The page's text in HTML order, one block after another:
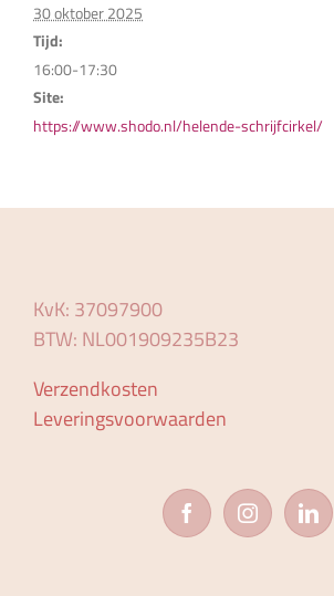
30 oktober 2025
Tijd:
16:00-17:30
Site:
https://www.shodo.nl/helende-schrijfcirkel/
KvK: 37097900
BTW: NL001909235B23
Verzendkosten
Leveringsvoorwaarden